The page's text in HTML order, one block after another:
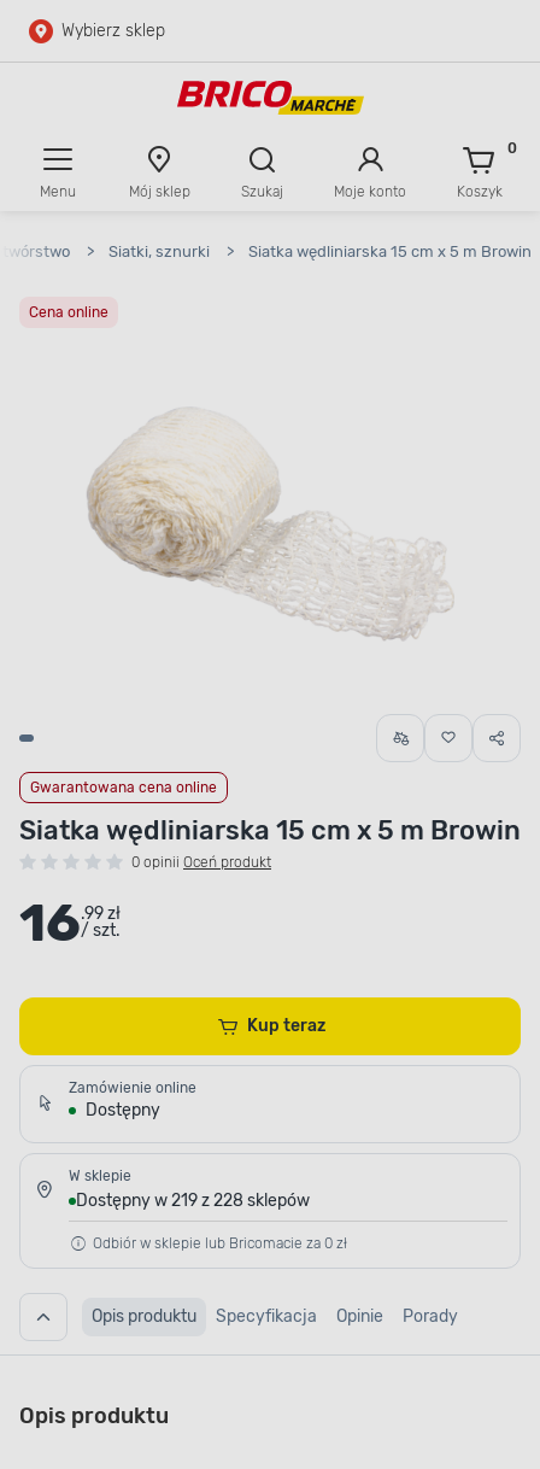
Przejdź do głównej zawartości
Wybierz sklep
Menu Mój sklep Szukaj Moje konto Koszyk
0
> Siatki, sznurki > Siatka wędliniarska 15 cm x 5 m Browin
Cena online
Gwarantowana cena online
Siatka wędliniarska 15 cm x 5 m Browin
0 opinii Oceń produkt
16.99 zł
/ szt.
Kup teraz
Zamówienie online
Dostępny
W sklepie
Dostępny w 219 z 228 sklepów
Odbiór w sklepie lub Bricomacie za 0 zł
Opis produktu Specyfikacja Opinie Porady
Opis produktu